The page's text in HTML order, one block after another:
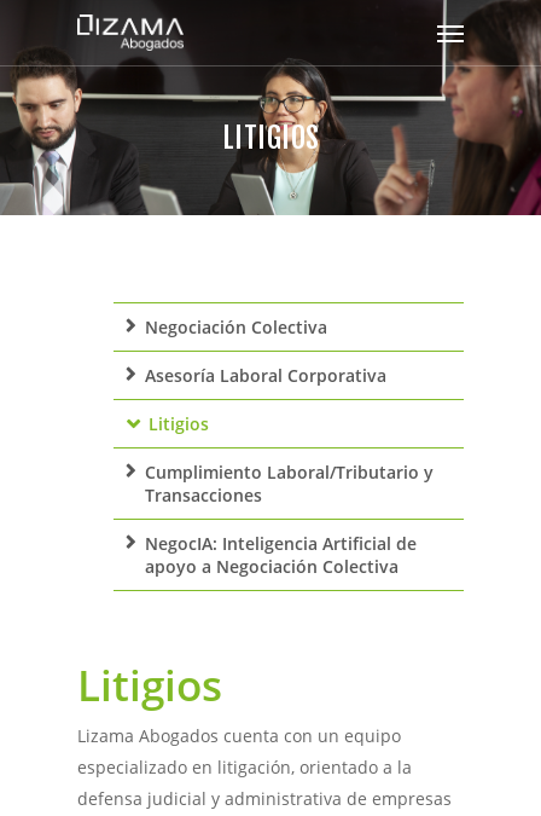
LITIGIOS
Negociación Colectiva
Asesoría Laboral Corporativa
Litigios
Cumplimiento Laboral/Tributario y
Transacciones
NegocIA: Inteligencia Artificial de
apoyo a Negociación Colectiva
Litigios
Lizama Abogados cuenta con un equipo
especializado en litigación, orientado a la
defensa judicial y administrativa de empresas